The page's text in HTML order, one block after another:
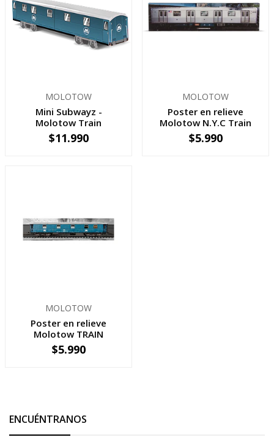
MOLOTOW
Mini Subwayz -
Molotow Train
+
$11.990
MOLOTOW
Poster en relieve
Molotow N.Y.C Train
+
$5.990
MOLOTOW
Poster en relieve
Molotow TRAIN
+
$5.990
ENCUÉNTRANOS